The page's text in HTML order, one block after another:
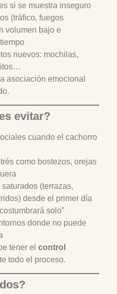
si se muestra inseguro
(tráfico, fuegos
volumen bajo e
nuevos: mochilas,
asociación emocional
evitar?
cuando el cachorro
como bostezos, orejas
(terrazas,
desde el primer día
solo”
donde no puede
tener el control
todo el proceso.